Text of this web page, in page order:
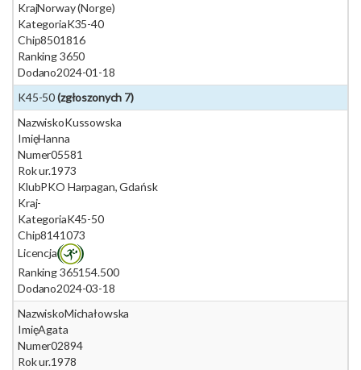
KrajNorway (Norge)
KategoriaK35-40
Chip8501816
Ranking 3650
Dodano2024-01-18
K45-50(zgłoszonych 7)
NazwiskoKussowska
ImięHanna
Numer05581
Rok ur.1973
KlubPKO Harpagan, Gdańsk
Kraj-
KategoriaK45-50
Chip8141073
Licencja
Ranking 365154.500
Dodano2024-03-18
NazwiskoMichałowska
ImięAgata
Numer02894
Rok ur.1978